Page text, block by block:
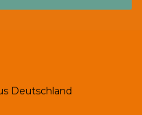
Deutschland